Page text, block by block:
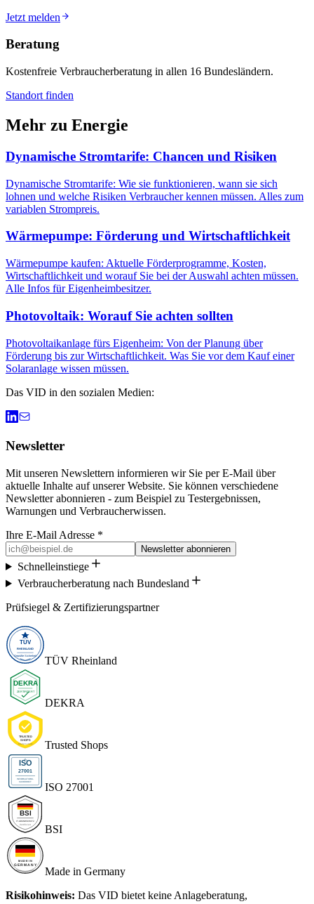
Jetzt melden
Beratung
Kostenfreie Verbraucherberatung in allen 16 Bundesländern.
Standort finden
Mehr zu Energie
Dynamische Stromtarife: Chancen und Risiken
Dynamische Stromtarife: Wie sie funktionieren, wann sie sich
lohnen und welche Risiken Verbraucher kennen müssen. Alles zum
variablen Strompreis.
Wärmepumpe: Förderung und Wirtschaftlichkeit
Wärmepumpe kaufen: Aktuelle Förderprogramme, Kosten,
Wirtschaftlichkeit und worauf Sie bei der Auswahl achten müssen.
Alle Infos für Eigenheimbesitzer.
Photovoltaik: Worauf Sie achten sollten
Photovoltaikanlage fürs Eigenheim: Von der Planung über
Förderung bis zur Wirtschaftlichkeit. Was Sie vor dem Kauf einer
Solaranlage wissen müssen.
Das VID in den sozialen Medien:
Newsletter
Mit unseren Newslettern informieren wir Sie per E-Mail über
aktuelle Inhalte auf unserer Website. Sie können verschiedene
Newsletter abonnieren - zum Beispiel zu Testergebnissen,
Warnungen und Verbraucherwissen.
Ihre E-Mail Adresse *
Newsletter abonnieren
Schnelleinstiege
Verbraucherberatung nach Bundesland
Prüfsiegel & Zertifizierungspartner
TÜV Rheinland
DEKRA
Trusted Shops
ISO 27001
BSI
Made in Germany
Risikohinweis: Das VID bietet keine Anlageberatung,